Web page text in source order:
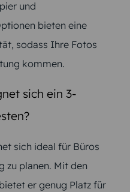
und
bieten eine
sodass Ihre Fotos
kommen.
sich ein 3-
sich ideal für Büros
zu planen. Mit den
er genug Platz für